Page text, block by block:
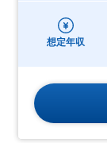
想定年収